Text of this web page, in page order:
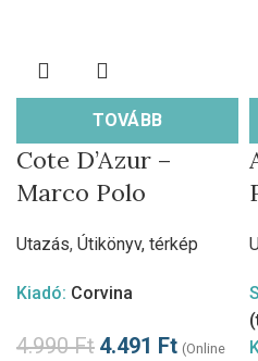
TOVÁBB
Cote D’Azur –
Marco Polo
Utazás, Útikönyv, térkép
Kiadó: Corvina
4.990Ft 4.491 Ft (Online